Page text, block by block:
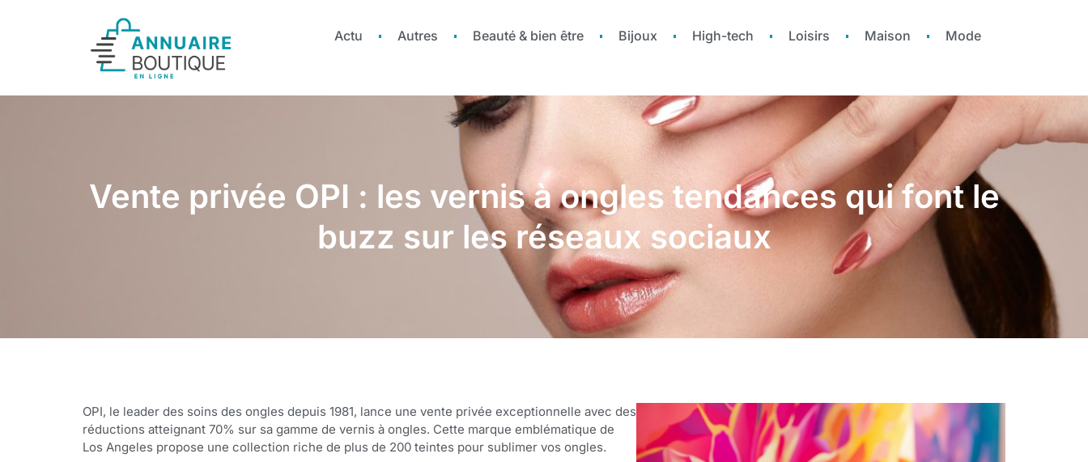
Actu Autres Beauté & bien être Bijoux High-tech Loisirs Maison Mode
Vente privée OPI : les vernis à ongles tendances qui font le
buzz sur les réseaux sociaux
OPI, le leader des soins des ongles depuis 1981, lance une vente privée exceptionnelle avec des
réductions atteignant 70% sur sa gamme de vernis à ongles. Cette marque emblématique de
Los Angeles propose une collection riche de plus de 200 teintes pour sublimer vos ongles.